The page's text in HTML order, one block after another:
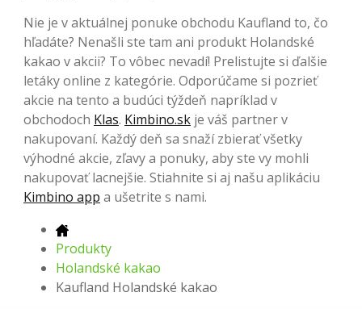
Nie je v aktuálnej ponuke obchodu Kaufland to, čo
hľadáte? Nenašli ste tam ani produkt Holandské
kakao v akcii? To vôbec nevadí! Prelistujte si ďalšie
letáky online z kategórie. Odporúčame si pozrieť
akcie na tento a budúci týždeň napríklad v
obchodoch Klas. Kimbino.sk je váš partner v
nakupovaní. Každý deň sa snaží zbierať všetky
výhodné akcie, zľavy a ponuky, aby ste vy mohli
nakupovať lacnejšie. Stiahnite si aj našu aplikáciu
Kimbino app a ušetrite s nami.
Produkty
Holandské kakao
Kaufland Holandské kakao